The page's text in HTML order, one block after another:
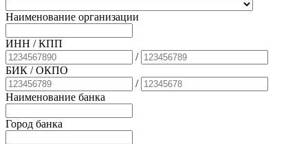
Наименование организации
ИНН / КПП
/
БИК / ОКПО
/
Наименование банка
Город банка